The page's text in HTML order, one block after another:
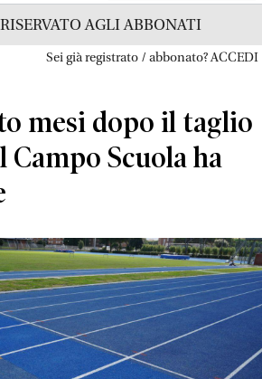
AGLI ABBONATI
Sei già registrato / abbonato? ACCEDI
mesi dopo il taglio
Scuola ha